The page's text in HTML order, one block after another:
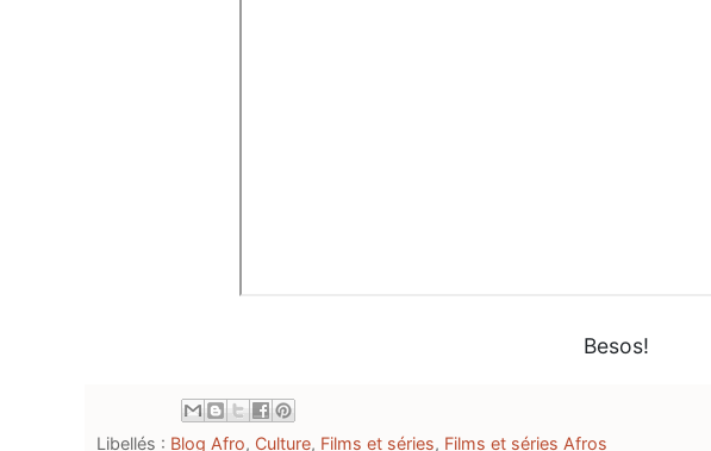
Besos!
Libellés : Blog Afro, Culture, Films et séries, Films et séries Afros